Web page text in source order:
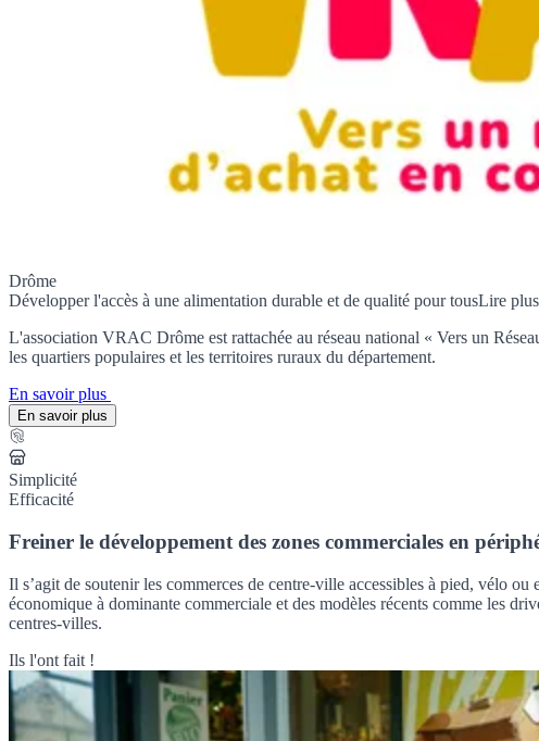
Drôme
Développer l'accès à une alimentation durable et de qualité pour tousLire plus
L'association VRAC Drôme est rattachée au réseau national « Vers un
les quartiers populaires et les territoires ruraux du département.
En savoir plus
En savoir plus
Simplicité
Efficacité
Freiner le développement des zones commerciales en
Il s’agit de soutenir les commerces de centre-ville accessibles à pied, vélo
économique à dominante commerciale et des modèles récents comme les
centres-villes.
Ils l'ont fait !